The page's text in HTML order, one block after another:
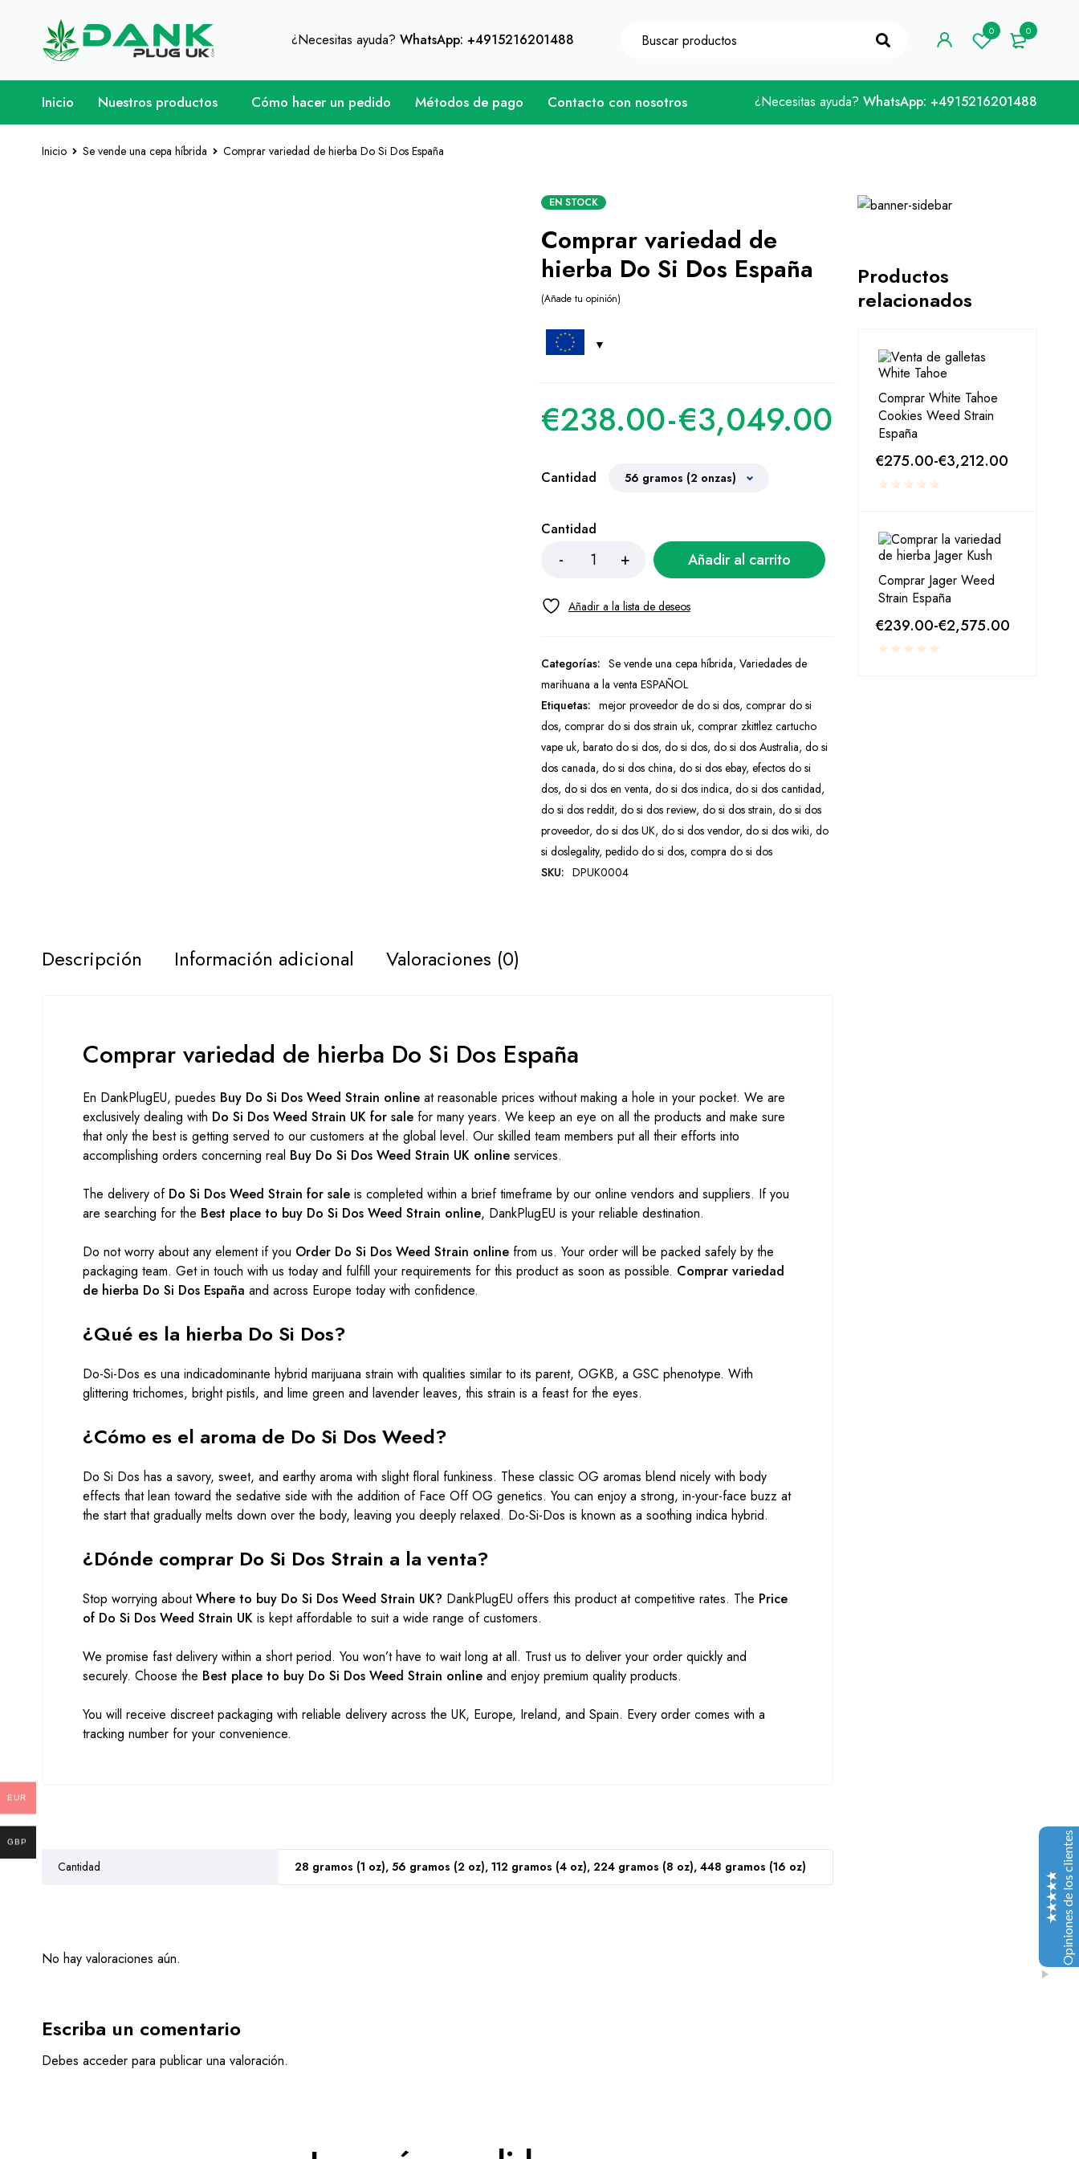
¿Necesitas ayuda? WhatsApp: +4915216201488 0
0
Inicio Nuestros productos Cómo hacer un pedido Métodos de pago Contacto con nosotros ¿Necesitas ayuda? WhatsApp: +4915216201488
Inicio Se vende una cepa híbrida Comprar variedad de hierba Do Si Dos España
EN STOCK
Comprar variedad de
hierba Do Si Dos España
Añade tu opinión
€238.00-€3,049.00
Cantidad
Cantidad
Añadir al carrito
Categorías: Se vende una cepa híbrida, Variedades de
marihuana a la venta ESPAÑOL
Etiquetas: mejor proveedor de do si dos, comprar do si
dos, comprar do si dos strain uk, comprar zkittlez cartucho
vape uk, barato do si dos, do si dos, do si dos Australia, do si
dos canada, do si dos china, do si dos ebay, efectos do si
dos, do si dos en venta, do si dos indica, do si dos cantidad,
do si dos reddit, do si dos review, do si dos strain, do si dos
proveedor, do si dos UK, do si dos vendor, do si dos wiki, do
si doslegality, pedido do si dos, compra do si dos
SKU: DPUK0004
Descripción Información adicional Valoraciones (0)
Comprar variedad de hierba Do Si Dos España
En DankPlugEU, puedes Buy Do Si Dos Weed Strain online at reasonable prices without making a hole in your pocket. We are
exclusively dealing with Do Si Dos Weed Strain UK for sale for many years. We keep an eye on all the products and make sure
that only the best is getting served to our customers at the global level. Our skilled team members put all their efforts into
accomplishing orders concerning real Buy Do Si Dos Weed Strain UK online services.
The delivery of Do Si Dos Weed Strain for sale is completed within a brief timeframe by our online vendors and suppliers. If you
are searching for the Best place to buy Do Si Dos Weed Strain online, DankPlugEU is your reliable destination.
Do not worry about any element if you Order Do Si Dos Weed Strain online from us. Your order will be packed safely by the
packaging team. Get in touch with us today and fulfill your requirements for this product as soon as possible. Comprar variedad
de hierba Do Si Dos España and across Europe today with confidence.
¿Qué es la hierba Do Si Dos?
Do-Si-Dos es una indicadominante hybrid marijuana strain with qualities similar to its parent, OGKB, a GSC phenotype. With
glittering trichomes, bright pistils, and lime green and lavender leaves, this strain is a feast for the eyes.
¿Cómo es el aroma de Do Si Dos Weed?
Do Si Dos has a savory, sweet, and earthy aroma with slight floral funkiness. These classic OG aromas blend nicely with body
effects that lean toward the sedative side with the addition of Face Off OG genetics. You can enjoy a strong, in-your-face buzz at
the start that gradually melts down over the body, leaving you deeply relaxed. Do-Si-Dos is known as a soothing indica hybrid.
¿Dónde comprar Do Si Dos Strain a la venta?
Stop worrying aboutWhere to buy Do Si Dos Weed Strain UK? DankPlugEU offers this product at competitive rates. The Price
of Do Si Dos Weed Strain UK is kept affordable to suit a wide range of customers.
We promise fast delivery within a short period. You won’t have to wait long at all. Trust us to deliver your order quickly and
securely. Choose the Best place to buy Do Si Dos Weed Strain online and enjoy premium quality products.
You will receive discreet packaging with reliable delivery across the UK, Europe, Ireland, and Spain. Every order comes with a
tracking number for your convenience.
Cantidad 28 gramos (1 oz), 56 gramos (2 oz), 112 gramos (4 oz), 224 gramos (8 oz), 448 gramos (16 oz)
No hay valoraciones aún.
Escriba un comentario
Debes acceder para publicar una valoración.
Productos
relacionados
Comprar White Tahoe
Cookies Weed Strain
España
€275.00-€3,212.00
Comprar Jager Weed
Strain España
€239.00-€2,575.00
Para los amantes de la hierba - Obtenga un descuento instantáneo de 10% en cada compra - Código de cupón "WELCOME10" ¡La tengo!
EUR
GBP Opiniones de los clientes
Su producto ha sido estupendo y el servicio incluso
mucho mejor, así que ¡estoy agradecido por su